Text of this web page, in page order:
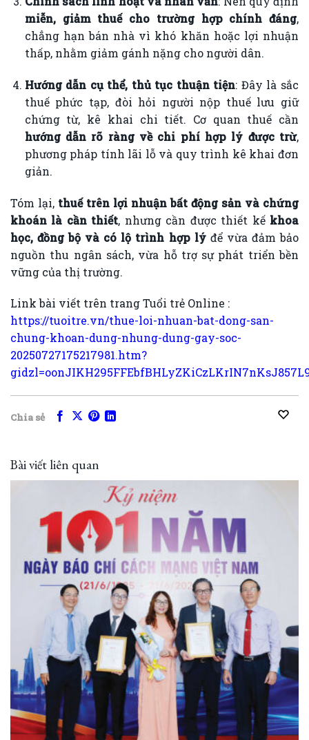
miễn, giảm thuế cho trường hợp chính đáng,
chẳng hạn bán nhà vì khó khăn hoặc lợi nhuận
thấp, nhằm giảm gánh nặng cho người dân.
Hướng dẫn cụ thể, thủ tục thuận tiện: Đây là sắc
thuế phức tạp, đòi hỏi người nộp thuế lưu giữ
chứng từ, kê khai chi tiết. Cơ quan thuế cần
hướng dẫn rõ ràng về chi phí hợp lý được trừ,
phương pháp tính lãi lỗ và quy trình kê khai đơn
giản.
Tóm lại, thuế trên lợi nhuận bất động sản và chứng
khoán là cần thiết, nhưng cần được thiết kế khoa
học, đồng bộ và có lộ trình hợp lýđể vừa đảm bảo
nguồn thu ngân sách, vừa hỗ trợ sự phát triển bền
vững của thị trường.
Link bài viết trên trang Tuổi trẻ Online :
https://tuoitre.vn/thue-loi-nhuan-bat-dong-san-
chung-khoan-dung-nhung-dung-gay-soc-
20250727175217981.htm?
Chia sẻ
Bài viết liên quan